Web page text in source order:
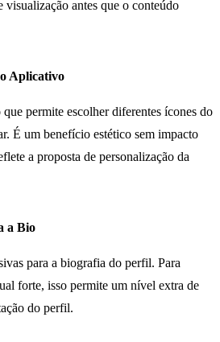
visualização antes que o conteúdo
Aplicativo
permite escolher diferentes ícones do
É um benefício estético sem impacto
a proposta de personalização da
a Bio
para a biografia do perfil. Para
forte, isso permite um nível extra de
do perfil.